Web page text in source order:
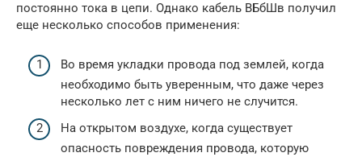
постоянно тока в цепи. Однако кабель ВБбШв получил
еще несколько способов применения:
Во время укладки провода под землей, когда
необходимо быть уверенным, что даже через
несколько лет с ним ничего не случится.
На открытом воздухе, когда существует
опасность повреждения провода, которую